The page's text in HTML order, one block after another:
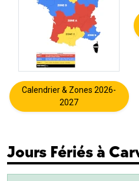
Calendrier & Zones 2026-
2027
Jours Fériés à